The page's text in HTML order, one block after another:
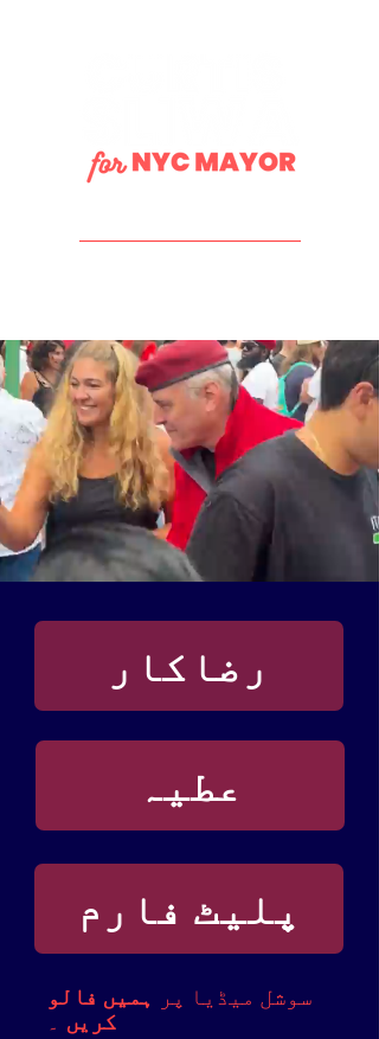
رضاکار
عطیہ
پلیٹ فارم
سوشل میڈیا پر ہمیں فالو
کریں ۔